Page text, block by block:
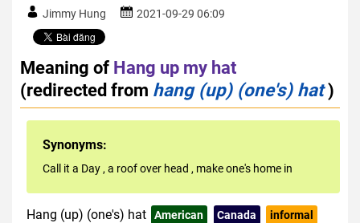
Jimmy Hung 2021-09-29 06:09
Meaning of Hang up my hat
(redirected from hang (up) (one's) hat)
Synonyms:
Call it a Day , a roof over head , make one's home in
Hang (up) (one's) hat American Canada
informal